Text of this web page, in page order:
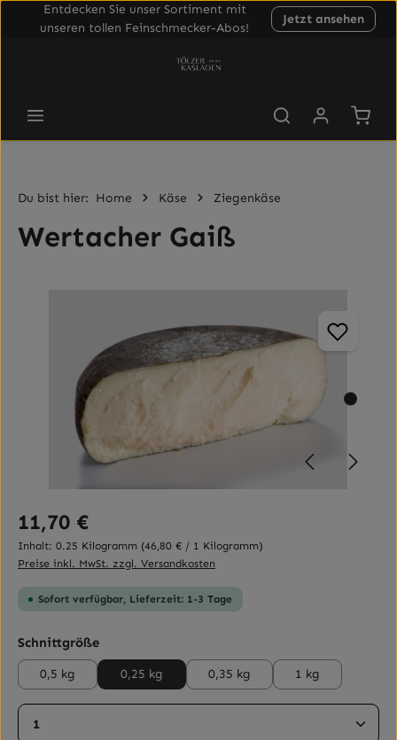
Entdecken Sie unser Sortiment mit
unseren tollen Feinschmecker-Abos!
Jetzt ansehen
Du bist hier: Home Käse Ziegenkäse
Wertacher Gaiß
Regulärer Preis:
11,70 €
Inhalt: 0.25 Kilogramm (46,80 € / 1 Kilogramm)
Preise inkl. MwSt. zzgl. Versandkosten
Sofort verfügbar, Lieferzeit: 1-3 Tage
Schnittgrößeauswählen
0,5 kg 0,25 kg 0,35 kg 1 kg
Produkt Anzahl: Gib den gewünschten Wert ein